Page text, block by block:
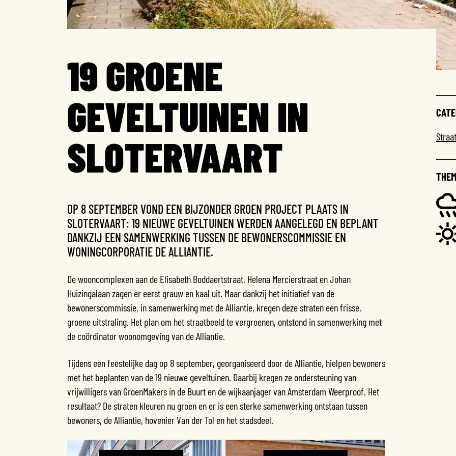
19 GROENE
GEVELTUINEN IN
SLOTERVAART
OP 8 SEPTEMBER VOND EEN BIJZONDER GROEN PROJECT PLAATS IN
SLOTERVAART: 19 NIEUWE GEVELTUINEN WERDEN AANGELEGD EN BEPLANT
DANKZIJ EEN SAMENWERKING TUSSEN DE BEWONERSCOMMISSIE EN
WONINGCORPORATIE DE ALLIANTIE.
De wooncomplexen aan de Elisabeth Boddaertstraat, Helena Mercierstraat en Johan
Huizingalaan zagen er eerst grauw en kaal uit. Maar dankzij het initiatief van de
bewonerscommissie, in samenwerking met de Alliantie, kregen deze straten een frisse,
groene uitstraling. Het plan om het straatbeeld te vergroenen, ontstond in samenwerking met
de coördinator woonomgeving van de Alliantie.
Tijdens een feestelijke dag op 8 september, georganiseerd door de Alliantie, hielpen bewoners
met het beplanten van de 19 nieuwe geveltuinen. Daarbij kregen ze ondersteuning van
vrijwilligers van GroenMakers in de Buurt en de wijkaanjager van Amsterdam Weerproof. Het
resultaat? De straten kleuren nu groen en er is een sterke samenwerking ontstaan tussen
bewoners, de Alliantie, hovenier Van der Tol en het stadsdeel.
Straat